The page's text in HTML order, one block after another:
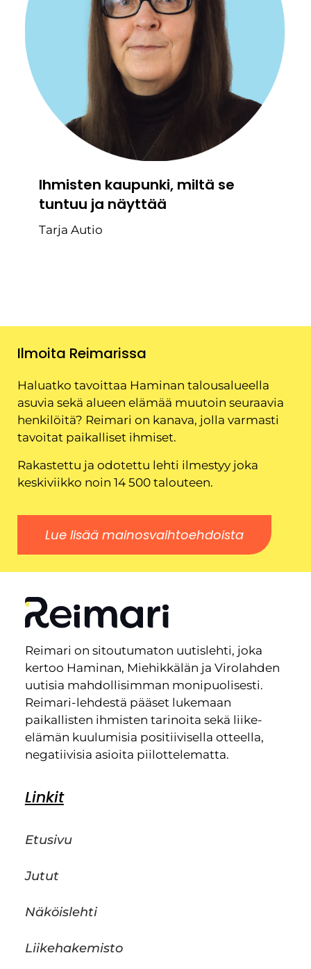
Ihmisten kaupunki, miltä se
tuntuu ja näyttää
Tarja Autio
Ilmoita Reimarissa
Haluatko tavoittaa Haminan talousalueella
asuvia sekä alueen elämää muutoin seuraavia
henkilöitä? Reimari on kanava, jolla varmasti
tavoitat paikalliset ihmiset.
Rakastettu ja odotettu lehti ilmestyy joka
keskiviikko noin 14 500 talouteen.
Lue lisää mainosvaihtoehdoista
Reimari on sitoutumaton uutislehti, joka
kertoo Haminan, Miehikkälän ja Virolahden
uutisia mahdollisimman monipuolisesti.
Reimari-lehdestä pääset lukemaan
paikallisten ihmisten tarinoita sekä liike-
elämän kuulumisia positiivisella otteella,
negatiivisia asioita piilottelematta.
Linkit
Etusivu
Jutut
Näköislehti
Liikehakemisto